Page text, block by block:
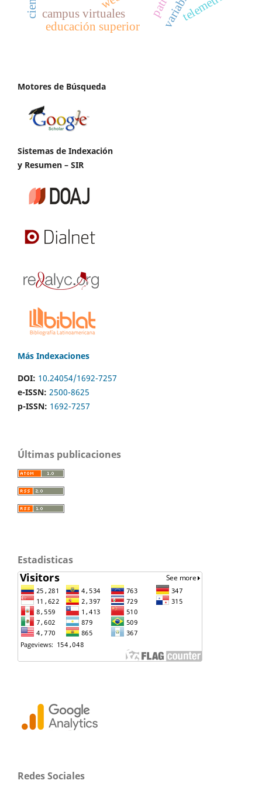
campus virtuales
educación superior
Motores de Búsqueda
Sistemas de Indexación
y Resumen – SIR
Más Indexaciones
DOI: 10.24054/1692-7257
e-ISSN: 2500-8625
p-ISSN: 1692-7257
Últimas publicaciones
Estadisticas
Redes Sociales